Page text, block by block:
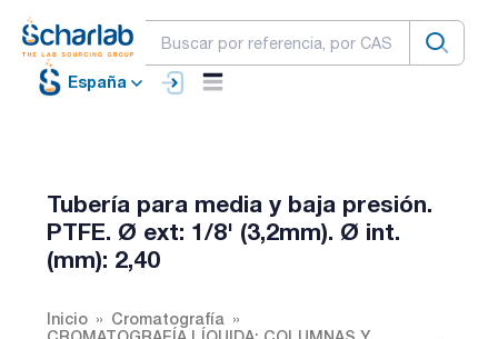
España
Tubería para media y baja presión.
PTFE. Ø ext: 1/8' (3,2mm). Ø int.
(mm): 2,40
Inicio
Cromatografía